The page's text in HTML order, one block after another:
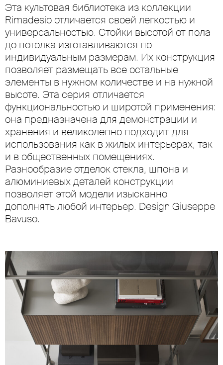
Эта культовая библиотека из коллекции
Rimadesio отличается своей легкостью и
универсальностью. Стойки высотой от пола
до потолка изготавливаются по
индивидуальным размерам. Их конструкция
позволяет размещать все остальные
элементы в нужном количестве и на нужной
высоте. Эта серия отличается
функциональностью и широтой применения:
она предназначена для демонстрации и
хранения и великолепно подходит для
использования как в жилых интерьерах, так
и в общественных помещениях.
Разнообразие отделок стекла, шпона и
алюминиевых деталей конструкции
позволяет этой модели изысканно
дополнять любой интерьер. Design Giuseppe
Bavuso.